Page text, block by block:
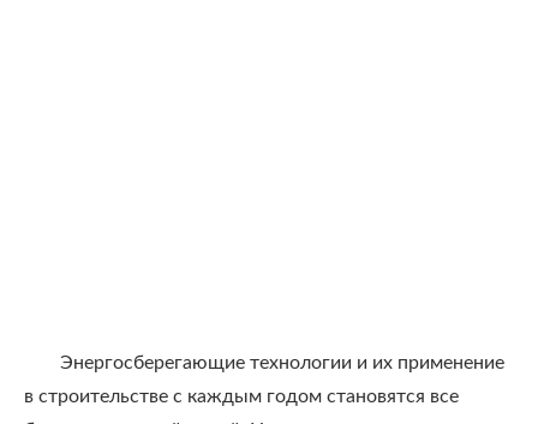
Энергосберегающие технологии и их применение
в строительстве с каждым годом становятся все